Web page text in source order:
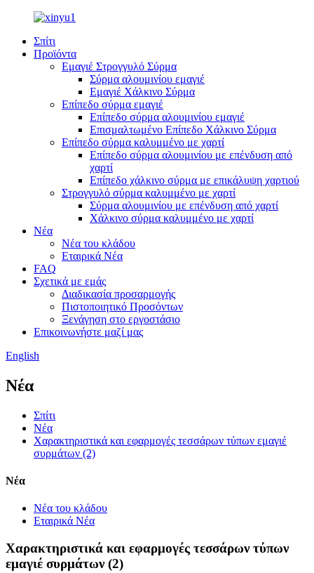
Σπίτι
Προϊόντα
Εμαγιέ Στρογγυλό Σύρμα
Σύρμα αλουμινίου εμαγιέ
Εμαγιέ Χάλκινο Σύρμα
Επίπεδο σύρμα εμαγιέ
Επίπεδο σύρμα αλουμινίου εμαγιέ
Επισμαλτωμένο Επίπεδο Χάλκινο Σύρμα
Επίπεδο σύρμα καλυμμένο με χαρτί
Επίπεδο σύρμα αλουμινίου με επένδυση από
χαρτί
Επίπεδο χάλκινο σύρμα με επικάλυψη χαρτιού
Στρογγυλό σύρμα καλυμμένο με χαρτί
Σύρμα αλουμινίου με επένδυση από χαρτί
Χάλκινο σύρμα καλυμμένο με χαρτί
Νέα
Νέα του κλάδου
Εταιρικά Νέα
FAQ
Σχετικά με εμάς
Διαδικασία προσαρμογής
Πιστοποιητικό Προσόντων
Ξενάγηση στο εργοστάσιο
Επικοινωνήστε μαζί μας
English
Νέα
Σπίτι
Νέα
Χαρακτηριστικά και εφαρμογές τεσσάρων τύπων εμαγιέ
συρμάτων (2)
Νέα
Νέα του κλάδου
Εταιρικά Νέα
Χαρακτηριστικά και εφαρμογές τεσσάρων τύπων
εμαγιέ συρμάτων (2)